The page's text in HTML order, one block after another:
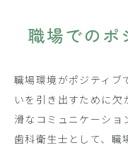
職場でのポ
職場環境がポジティブ
いを引き出すために
滑なコミュニケーショ
歯科衛生士として、職